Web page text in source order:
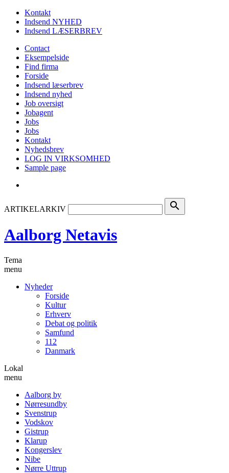
Kontakt
Indsend NYHED
Indsend LÆSERBREV
Contact
Eksempelside
Find firma
Forside
Indsend læserbrev
Indsend nyhed
Job oversigt
Jobagent
Jobs
Jobs
Kontakt
Nyhedsbrev
LOG IN VIRKSOMHED
Sample page
ARTIKELARKIV search
Aalborg Netavis
Tema
menu
Nyheder
Forside
Kultur
Erhverv
Debat og politik
Samfund
112
Danmark
Lokal
menu
Aalborg by
Nørresundby
Svenstrup
Vodskov
Gistrup
Klarup
Kongerslev
Nibe
Nørre Uttrup